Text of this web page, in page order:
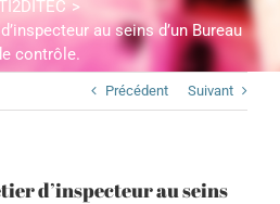
au seins d’un Bureau
contrôle.
Précédent Suivant
d’inspecteur au seins